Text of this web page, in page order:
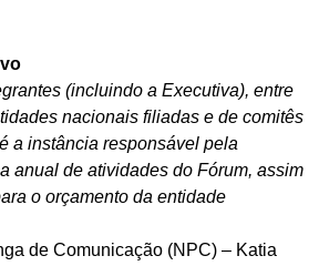
(incluindo a Executiva), entre
nacionais filiadas e de comitês
a instância responsável pela
anual de atividades do Fórum, assim
o orçamento da entidade
de Comunicação (NPC) – Katia